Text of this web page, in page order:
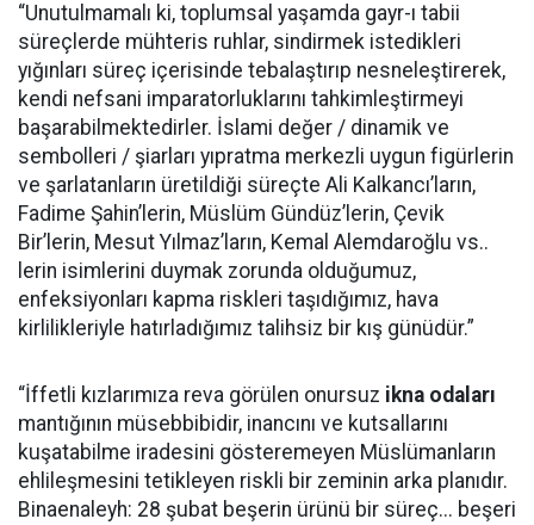
“Unutulmamalı ki, toplumsal yaşamda gayr-ı tabii
süreçlerde mühteris ruhlar, sindirmek istedikleri
yığınları süreç içerisinde tebalaştırıp nesneleştirerek,
kendi nefsani imparatorluklarını tahkimleştirmeyi
başarabilmektedirler. İslami değer / dinamik ve
sembolleri / şiarları yıpratma merkezli uygun figürlerin
ve şarlatanların üretildiği süreçte Ali Kalkancı’ların,
Fadime Şahin’lerin, Müslüm Gündüz’lerin, Çevik
Bir’lerin, Mesut Yılmaz’ların, Kemal Alemdaroğlu vs..
lerin isimlerini duymak zorunda olduğumuz,
enfeksiyonları kapma riskleri taşıdığımız, hava
kirlilikleriyle hatırladığımız talihsiz bir kış günüdür.”
“İffetli kızlarımıza reva görülen onursuz ikna odaları
mantığının müsebbibidir, inancını ve kutsallarını
kuşatabilme iradesini gösteremeyen Müslümanların
ehlileşmesini tetikleyen riskli bir zeminin arka planıdır.
Binaenaleyh: 28 şubat beşerin ürünü bir süreç... beşeri